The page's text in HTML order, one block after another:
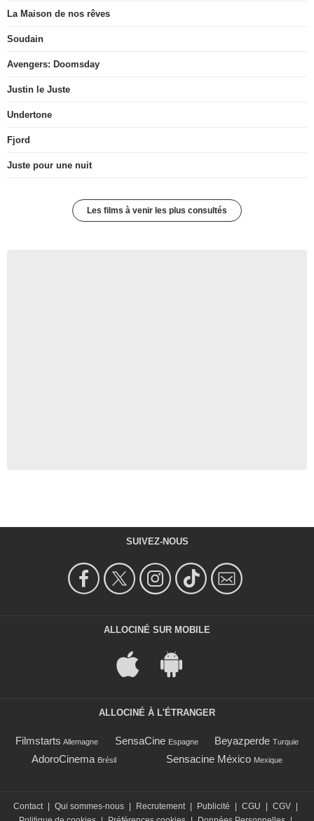
La Maison de nos rêves
Soudain
Avengers: Doomsday
Justin le Juste
Undertone
Fjord
Juste pour une nuit
Les films à venir les plus consultés
SUIVEZ-NOUS
ALLOCINÉ SUR MOBILE
ALLOCINÉ À L'ÉTRANGER
Filmstarts Allemagne SensaCine Espagne Beyazperde Turquie
AdoroCinema Brésil Sensacine México Mexique
Contact | Qui sommes-nous | Recrutement | Publicité | CGU | CGV |